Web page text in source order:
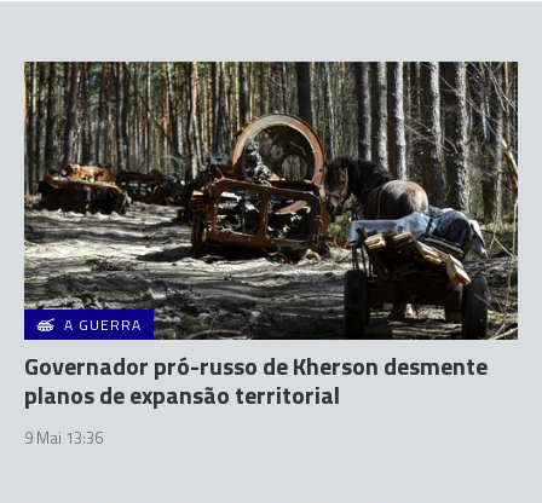
A GUERRA
Governador pró-russo de Kherson desmente
planos de expansão territorial
9 Mai 13:36